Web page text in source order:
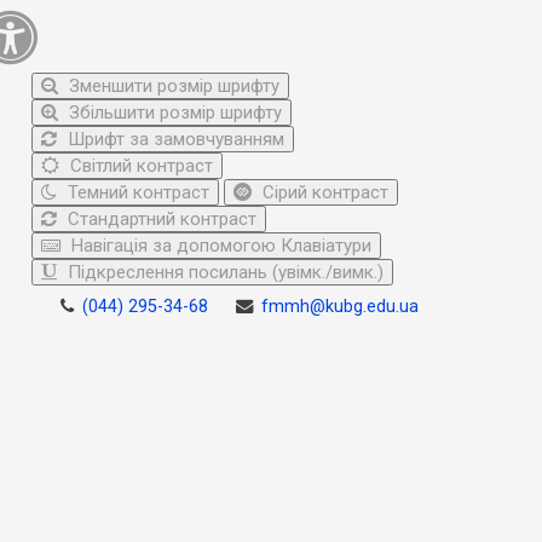
Зменшити розмір шрифту
Збільшити розмір шрифту
Шрифт за замовчуванням
Світлий контраст
Темний контраст
Сірий контраст
Стандартний контраст
Навігація за допомогою Клавіатури
Підкреслення посилань (увімк./вимк.)
(044) 295-34-68 fmmh@kubg.edu.ua